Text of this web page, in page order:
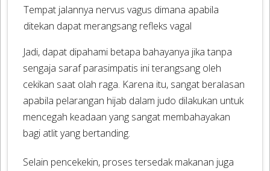
Tempat jalannya nervus vagus dimana apabila
ditekan dapat merangsang refleks vagal
Jadi, dapat dipahami betapa bahayanya jika tanpa
sengaja saraf parasimpatis ini terangsang oleh
cekikan saat olah raga. Karena itu, sangat beralasan
apabila pelarangan hijab dalam judo dilakukan untuk
mencegah keadaan yang sangat membahayakan
bagi atlit yang bertanding.
Selain pencekekin, proses tersedak makanan juga